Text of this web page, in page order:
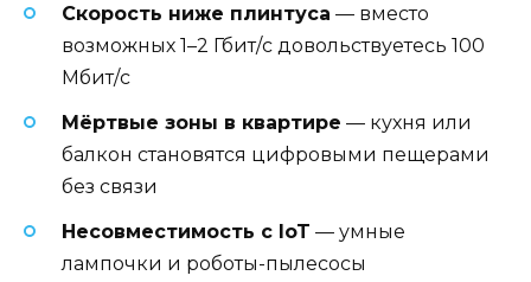
Скорость ниже плинтуса — вместо
возможных 1–2 Гбит/с довольствуетесь 100
Мбит/с
Мёртвые зоны в квартире — кухня или
балкон становятся цифровыми пещерами
без связи
Несовместимость с IoT — умные
лампочки и роботы-пылесосы